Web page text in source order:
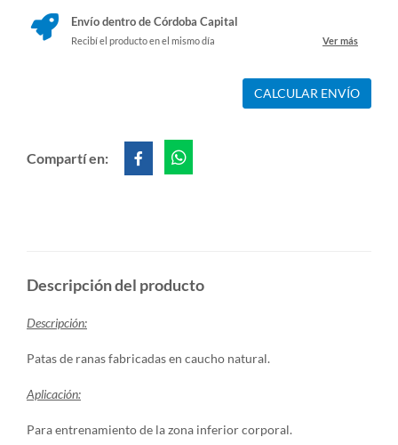
Envío dentro de Córdoba Capital
Recibí el producto en el mismo día Ver más
CALCULAR ENVÍO
Compartí en:
Descripción del producto
Descripción:
Patas de ranas fabricadas en caucho natural.
Aplicación:
Para entrenamiento de la zona inferior corporal.